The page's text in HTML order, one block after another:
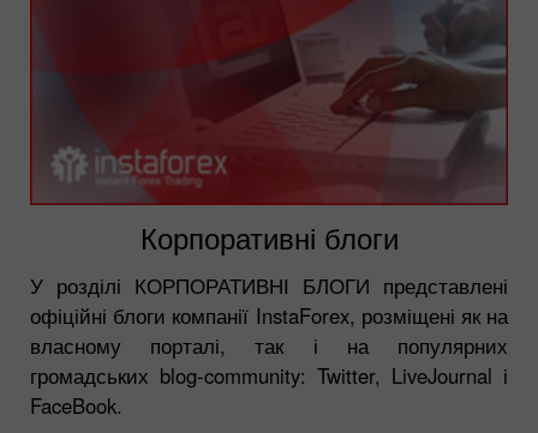
Корпоративні блоги
У розділі КОРПОРАТИВНІ БЛОГИ представлені
офіційні блоги компанії InstaForex, розміщені як на
власному порталі, так і на популярних
громадських blog-community: Twitter, LiveJournal і
FaceBook.